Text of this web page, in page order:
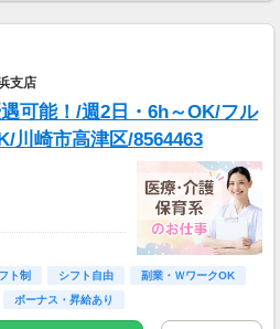
支店
可能！/週2日・6h～OK/フル
川崎市高津区/8564463
円×8h）
ト制 シフト自由
副業・ＷワークOK
ボーナス・昇給あり